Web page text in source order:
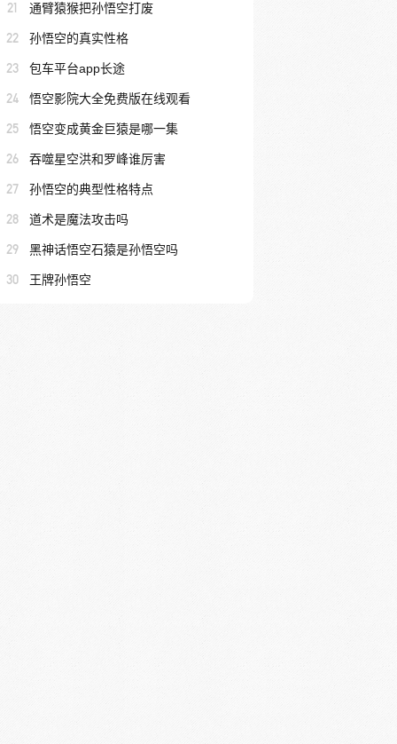
21 通臂猿猴把孙悟空打废
22 孙悟空的真实性格
23 包车平台app长途
24 悟空影院大全免费版在线观看
25 悟空变成黄金巨猿是哪一集
26 吞噬星空洪和罗峰谁厉害
27 孙悟空的典型性格特点
28 道术是魔法攻击吗
29 黑神话悟空石猿是孙悟空吗
30 王牌孙悟空